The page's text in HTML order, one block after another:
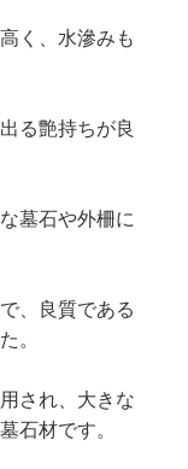
く、水滲みも
る艶持ちが良
墓石や外柵に
、良質である
。
され、大きな
石材です。